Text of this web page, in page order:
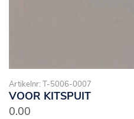
Artikelnr: T-5006-0007
VOOR KITSPUIT
0.00